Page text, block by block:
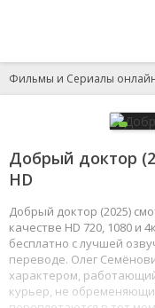
Фильмы и Сериалы
Добрый доктор
HD
Добрый доктор (2025)
качестве HD 720, 1080 и
бесплатно с лучшей
переводе. Олег
характером,
курьер, не